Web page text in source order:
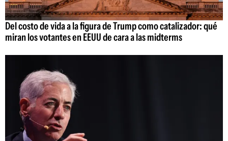
Del costo de vida a la figura de Trump como catalizador: qué
miran los votantes en EEUU de cara a las midterms